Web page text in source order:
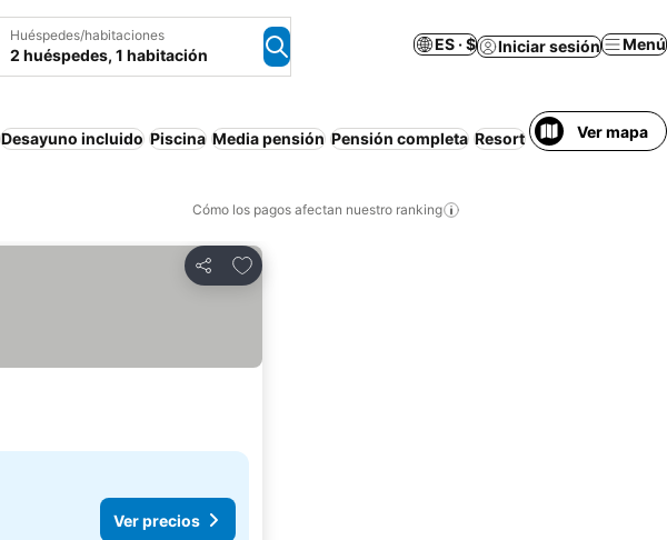
Huéspedes/habitaciones
2 huéspedes, 1 habitación
ES · $ Iniciar sesión Menú
Desayuno incluido Piscina Media pensión Pensión completa Resort Apartamento
Ver mapa
Cómo los pagos afectan nuestro ranking
Compartir
Agregar a favoritos
Ver precios